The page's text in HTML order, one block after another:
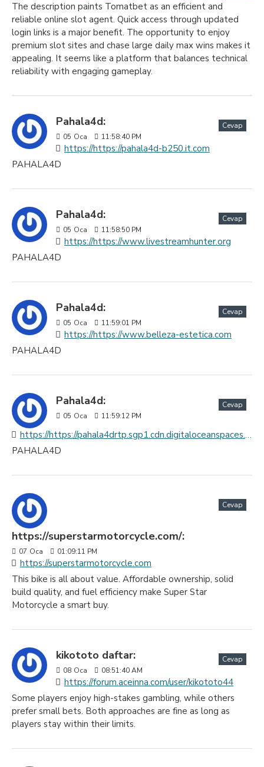
The description paints Tomatbet as an efficient and
reliable online slot agent. Quick access through updated
login links is a major benefit. The opportunity to enjoy
premium slot sites and chase large daily max wins makes it
appealing. It seems like a platform that balances technical
reliability with engaging gameplay.
Pahala4d:
05 Oca 11:58:40 PM
https://https://pahala4d-b250.it.com
Cevap
PAHALA4D
Pahala4d:
05 Oca 11:58:50 PM
https://https://www.livestreamhunter.org
Cevap
PAHALA4D
Pahala4d:
05 Oca 11:59:01 PM
https://https://www.belleza-estetica.com
Cevap
PAHALA4D
Pahala4d:
05 Oca 11:59:12 PM
https://https://pahala4drtp.sgp1.cdn.digitaloceanspaces.com/index.html
Cevap
PAHALA4D
https://superstarmotorcycle.com/:
07 Oca 01:09:11 PM
https://superstarmotorcycle.com
Cevap
This bike is all about value. Affordable ownership, solid
build quality, and fuel efficiency make Super Star
Motorcycle a smart buy.
kikototo daftar:
08 Oca 08:51:40 AM
https://forum.aceinna.com/user/kikototo44
Cevap
Some players enjoy high-stakes gambling, while others
prefer small bets. Both approaches are fine as long as
players stay within their limits.